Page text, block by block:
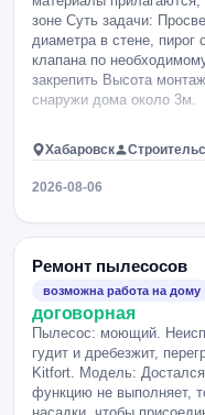
зоне Суть задачи:
диаметра в стене, пирог
клапана по
закрепить Высота
снаружи дома около 3м.
Хабаровск
2026-08-06
Ремонт пылесосов
возможна работа на дому
договорная
Пылесос: моющий.
гудит и дребезжит,
Kitfort. Модель:
функцию не выполняет,